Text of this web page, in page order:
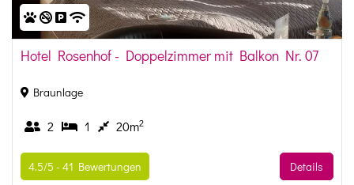
Hotel Rosenhof - Doppelzimmer mit Balkon Nr. 07
Braunlage
2 1 20m2
Details
4.5/5 - 41 Bewertungen